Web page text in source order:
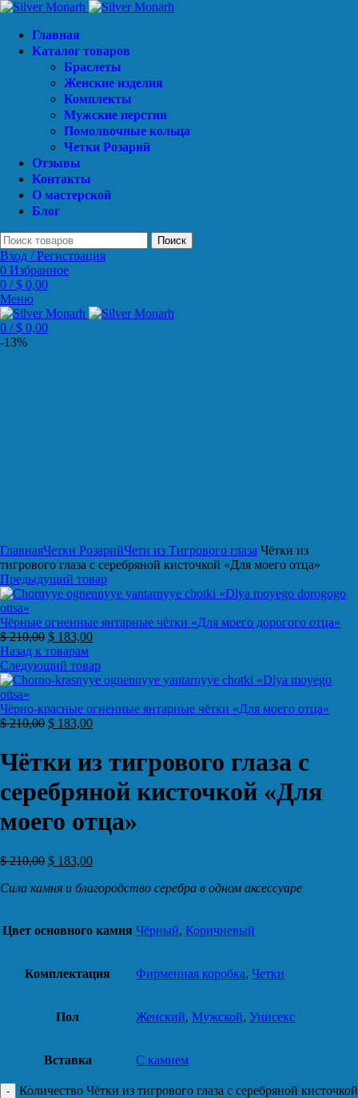
Главная
Каталог товаров
Браслеты
Женские изделия
Комплекты
Мужские перстни
Помолвочные кольца
Четки Розарий
Отзывы
Контакты
О мастерской
Блог
Поиск
Вход / Регистрация
0 Избранное
0 / $ 0,00
Меню
0 / $ 0,00
-13%
ГлавнаяЧетки РозарийЧети из Тигрового глаза Чётки из
тигрового глаза с серебряной кисточкой «Для моего отца»
Предыдущий товар
Чёрные огненные янтарные чётки «Для моего дорогого отца»
$210,00 $ 183,00
Назад к товарам
Следующий товар
Чёрно-красные огненные янтарные чётки «Для моего отца»
$210,00 $ 183,00
Чётки из тигрового глаза с
серебряной кисточкой «Для
моего отца»
$210,00 $ 183,00
Сила камня и благородство серебра в одном аксессуаре
Цвет основного камня Чёрный, Коричневый
Комплектация Фирменная коробка, Четки
Пол Женский, Мужской, Унисекс
Вставка С камнем
Количество Чётки из тигрового глаза с серебряной кисточкой